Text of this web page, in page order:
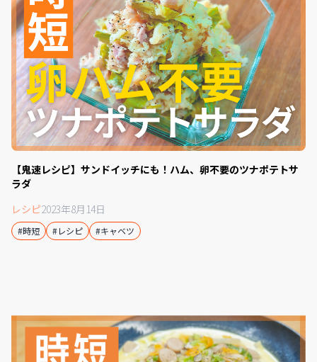
【鬼速レシピ】サンドイッチにも！ハム、卵不要のツナポテトサ
ラダ
レシピ2023年8月14日
#時短 #レシピ #キャベツ